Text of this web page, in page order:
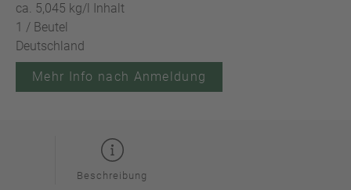
ca. 5,045 kg/l Inhalt
1 / Beutel
Deutschland
Mehr Info nach Anmeldung
Beschreibung